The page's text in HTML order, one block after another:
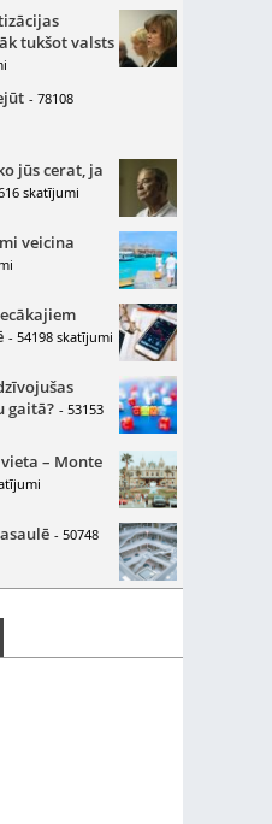
tukšot valsts
- 78108
jūs cerat, ja
skatījumi
veicina
- 54198 skatījumi
gaitā? - 53153
– Monte
- 50748